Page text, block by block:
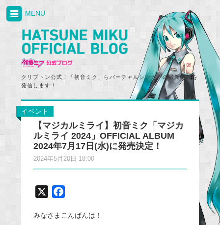
クリプトン公式！「初音ミク」らバーチャルシンガーの最新情報を
発信します！
MENU
イベント
【マジカルミライ】初音ミク「マジカ
ルミライ 2024」OFFICIAL ALBUM
2024年7月17日(水)に発売決定！
2024年5月20日 18:00
c
みなさまこんばんは！